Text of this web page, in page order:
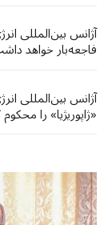
آژانس بین‌المللی
فاجعه‌بار خواهد
آژانس بین‌المللی
«ژاپوریژیا» را